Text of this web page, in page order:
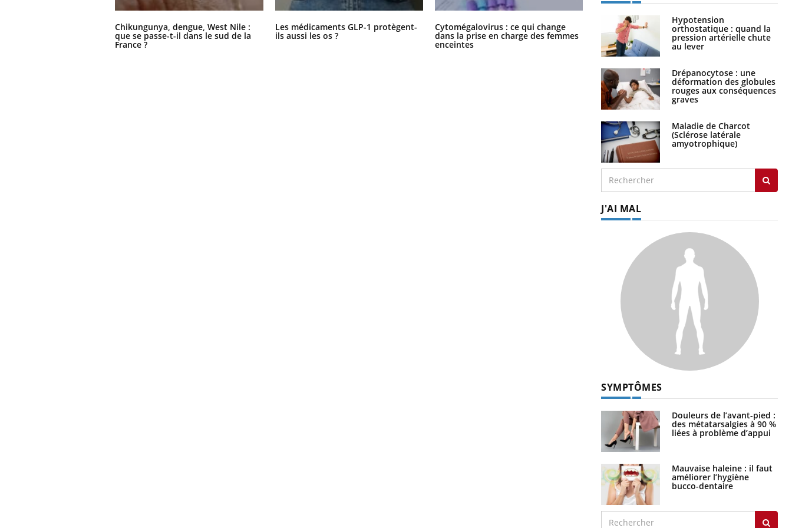
Chikungunya, dengue, West Nile :
que se passe-t-il dans le sud de la
France ?
Les médicaments GLP-1 protègent-
ils aussi les os ?
Cytomégalovirus : ce qui change
dans la prise en charge des femmes
enceintes
La sieste empêche-t-elle de dormir
la nuit ?
Hypotension
orthostatique : quand la
pression artérielle chute
au lever
Drépanocytose : une
déformation des globules
rouges aux conséquences
graves
Maladie de Charcot
(Sclérose latérale
amyotrophique)
J'AI MAL
SYMPTÔMES
Douleurs de l’avant-pied :
des métatarsalgies à 90 %
liées à problème d’appui
Mauvaise haleine : il faut
améliorer l’hygiène
bucco-dentaire